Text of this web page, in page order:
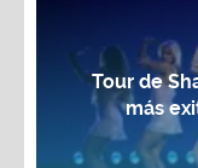
Tour de
más